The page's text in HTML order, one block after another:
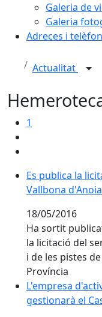
Galeria de
Galeria
Adreces i
Actualitat
1
Es publica la
Es publica la
Vallbona d'Anoia
18/05/2016
Ha sortit
la licitació del
i de les pistes
Província
L'empresa
L'empresa
gestionarà el